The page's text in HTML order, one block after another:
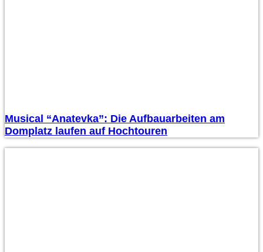
Musical “Anatevka”: Die Aufbauarbeiten am
Domplatz laufen auf Hochtouren